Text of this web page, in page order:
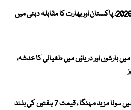
ویمنز ایشیا کپ 2026، پاکستان اور بھارت کا مقابلہ دبئی میں
میں بارشوں اور دریاؤں میں طغیانی کا خدشہ،
عالمی مارکیٹ میں سونا مزید مہنگا ، قیمت 7 ہفتوں کی بلند